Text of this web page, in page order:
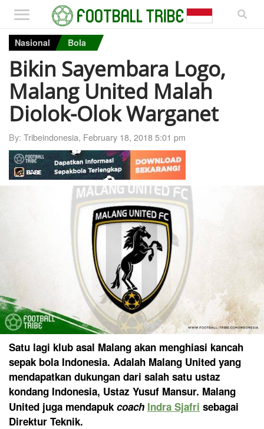
Nasional Bola
Bikin Sayembara Logo,
Malang United Malah
Diolok-Olok Warganet
By: Tribeindonesia, February 18, 2018 5:01 pm
Satu lagi klub asal Malang akan menghiasi kancah
sepak bola Indonesia. Adalah Malang United yang
mendapatkan dukungan dari salah satu ustaz
kondang Indonesia, Ustaz Yusuf Mansur. Malang
United juga mendapuk coach Indra Sjafri sebagai
Direktur Teknik.